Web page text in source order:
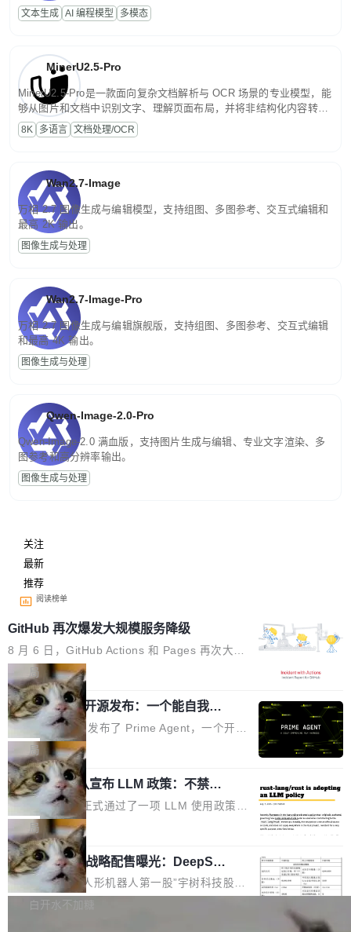
话端到端交付生产级成果。原生视觉理解贯穿规划、执行与验证全流
程，支持超长文档与长视频的深度语义解析。长程任务中自主规划与
文本生成 AI 编程模型 多模态
MinerU2.5-Pro
MinerU2.5-Pro是一款面向复杂文档解析与 OCR 场景的专业模型，能
够从图片和文档中识别文字、理解页面布局，并将非结构化内容转换
为便于存储、检索和二次处理的结构化结果。
8K 多语言 文档处理/OCR
Wan2.7-Image
万相 2.7 图像生成与编辑模型，支持组图、多图参考、交互式编辑和
最高 2K 输出。
图像生成与处理
Wan2.7-Image-Pro
万相 2.7 图像生成与编辑旗舰版，支持组图、多图参考、交互式编辑
和最高 4K 输出。
图像生成与处理
Qwen-Image-2.0-Pro
Qwen-Image-2.0 满血版，支持图片生成与编辑、专业文字渲染、多
图参考和高分辨率输出。
图像生成与处理
关注
最新
推荐
阅读榜单
GitHub 再次爆发大规模服务降级
8 月 6 日，GitHub Actions 和 Pages 再次大规
模服务降级，Actions 完全不可用超过 5 小时，
webhook 停发，连自托管 runner 也因调度层故
障无法工作。Pages、Copilot code review、C
opilot coding agent 全部受影响。从检测到完全
恢复，大约 12 小时。 这是 2026 年 8 月的第六
起事故，其中四起与 AI/Copilot 服务相关。 Git
Hub 员工 kdaigle 在 HN 讨论中贴出了一组数
据：2025 年全年 10 亿次 commit。现在，每周
2.75 亿次，全年预计 140 亿次。GitHub...
局
Prime Agent 开源发布：一个能自我改
进的编程 Agent，ARC-AGI 3 超越人类
专家基线
Prime Intellect 发布了 Prime Agent，一个开源
的编程 Agent Harness，核心设计围绕两个抽
象：Recursive Language Model（RLM）和 C
ontinual Harness。在 ARC-AGI 3 基准测试
上，Prime Agent + Opus 5 的组合达到了 95.
5% RHAE Best@1，超过了 ARC 报告的人类专
家基线 95.4%。 不是又一个 coding agent 包装
器 Prime Agent 的架构和市面上大多数 coding
agent 有本质区别。大多数 agent harness 的设
计是基于早期模型的能力—...
局
Rust 项目团队宣布 LLM 政策：不禁
止，但你要承认哪些代码不是你写的
Rust 语言项目正式通过了一项 LLM 使用政策，
覆盖 rust-lang/rust 单一仓库的代码贡献。这不
是项目级别的官方立场，目前由五个团队采纳，
但它可能是主流开源项目中关于 AI 辅助贡献最
细致的一份规则。 政策的核心只有一句话：LLM
可以用来分析、提炼、审阅、建议，但不能用来
局
宇树科技 IPO 战略配售曝光：DeepSe
ek 获配 93.3 万股，锁定 36 个月
8月6日晚间，“人形机器人第一股”宇树科技股份
有限公司披露IPO发行价格及战略配售结果，杭
白开水不加糖